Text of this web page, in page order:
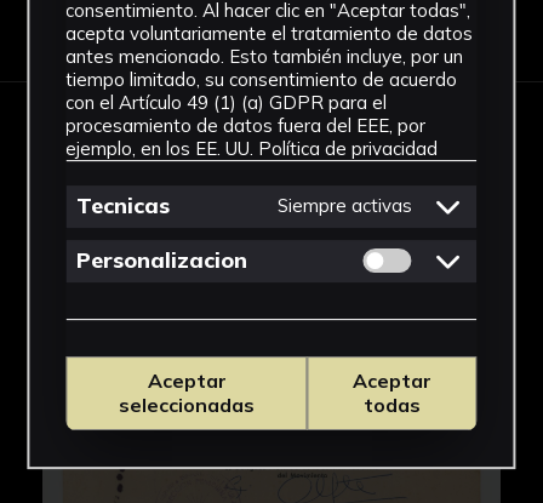
Descargar Ficha
IMÁGENES
consentimiento. Al hacer clic en "Aceptar todas",
acepta voluntariamente el tratamiento de datos
antes mencionado. Esto también incluye, por un
tiempo limitado, su consentimiento de acuerdo
con el Artículo 49 (1) (a) GDPR para el
procesamiento de datos fuera del EEE, por
ejemplo, en los EE. UU. Política de privacidad
Tecnicas Siempre activas
Personalizacion Permitir cookies
Aceptar
seleccionadas
Aceptar
todas